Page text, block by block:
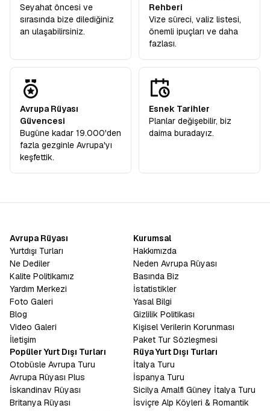
Seyahat öncesi ve
sırasında bize dilediğiniz
an ulaşabilirsiniz.
Rehberi
Vize süreci, valiz listesi,
önemli ipuçları ve daha
fazlası.
Avrupa Rüyası
Güvencesi
Bugüne kadar 19.000'den
fazla gezginle Avrupa'yı
keşfettik.
Esnek Tarihler
Planlar değişebilir, biz
daima buradayız.
Avrupa Rüyası
Yurtdışı Turları
Ne Dediler
Kalite Politikamız
Yardım Merkezi
Foto Galeri
Blog
Video Galeri
İletişim
Kurumsal
Hakkımızda
Neden Avrupa Rüyası
Basında Biz
İstatistikler
Yasal Bilgi
Gizlilik Politikası
Kişisel Verilerin Korunması
Paket Tur Sözleşmesi
Popüler Yurt Dışı Turları
Otobüsle Avrupa Turu
Avrupa Rüyası Plus
İskandinav Rüyası
Britanya Rüyası
Rüya Yurt Dışı Turları
İtalya Turu
İspanya Turu
Sicilya Amalfi Güney İtalya Turu
İsviçre Alp Köyleri & Romantik